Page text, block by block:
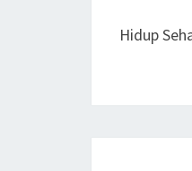
Hidup